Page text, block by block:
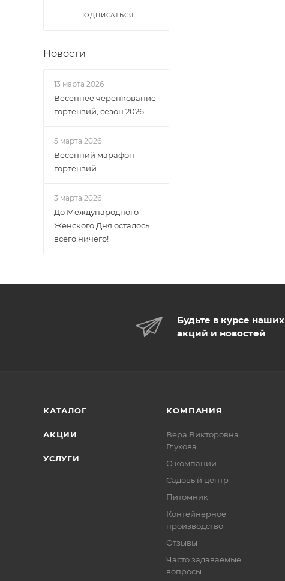
ПОДПИСАТЬСЯ
Новости
13 марта 2026
Весеннее черенкование
гортензий, сезон 2026
5 марта 2026
Весенний марафон
гортензий
3 марта 2026
До Международного
Женского Дня осталось
всего ничего!
Будьте в курсе наших
акций и новостей
КАТАЛОГ
АКЦИИ
УСЛУГИ
КОМПАНИЯ
Вера Викторовна
Глухова
О компании
Садовый центр
Питомник
Контейнерное
производство
Отзывы
Часто задаваемые
вопросы